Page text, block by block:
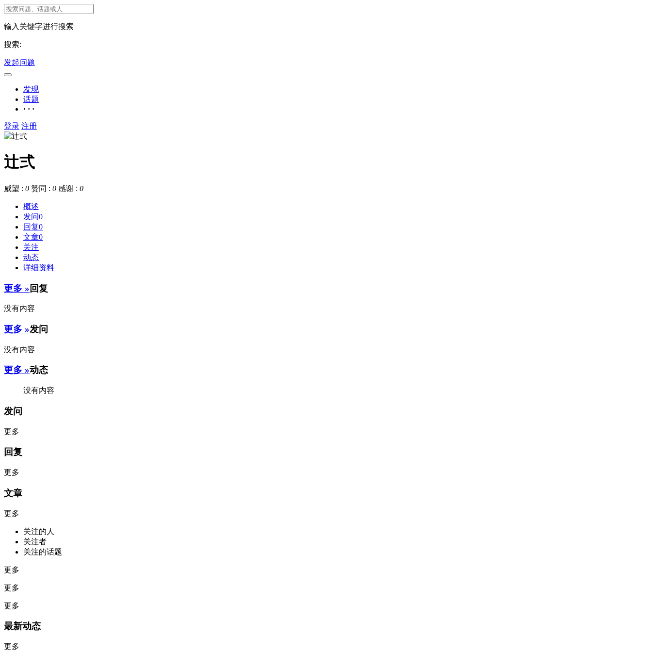
输入关键字进行搜索
搜索:
发起问题
发现
话题
· · ·
登录 注册
辻弍
威望 : 0 赞同 : 0 感谢 : 0
概述
发问0
回复0
文章0
关注
动态
详细资料
更多 »回复
没有内容
更多 »发问
没有内容
更多 »动态
没有内容
发问
更多
回复
更多
文章
更多
关注的人
关注者
关注的话题
更多
更多
更多
最新动态
更多